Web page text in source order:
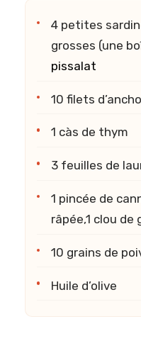
4 petites
grosses (une
pissalat
10 filets
1 càs de thym
3 feuilles de
1 pincée de
râpée,1 clou de
10 grains de
Huile d’olive